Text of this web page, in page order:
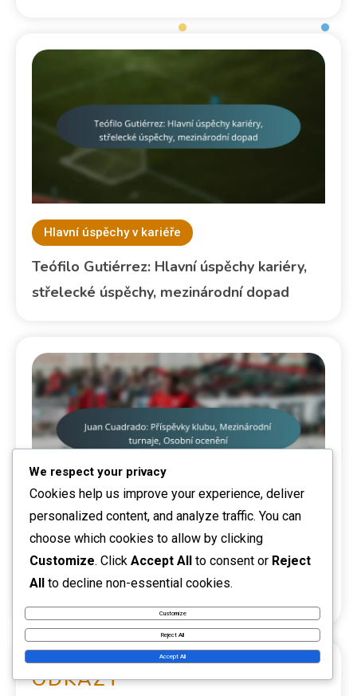
Hlavní úspěchy v kariéře
Teófilo Gutiérrez: Hlavní úspěchy kariéry,
střelecké úspěchy, mezinárodní dopad
Hlavní úspěchy v kariéře
Juan Cuadrado: Příspěvky klubu,
ODKAZY
We respect your privacy
Cookies help us improve your experience, deliver
personalized content, and analyze traffic. You can
choose which cookies to allow by clicking
Customize. Click Accept All to consent or Reject
All to decline non-essential cookies.
Customize
Reject All
Accept All